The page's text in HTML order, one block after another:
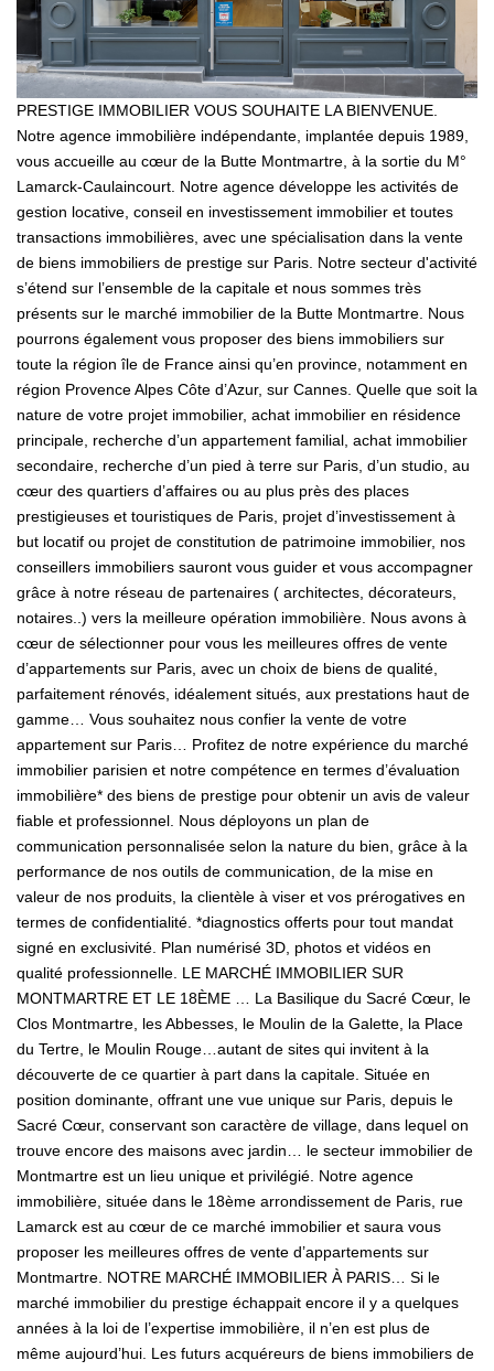
CONTACT US
FR
PRESTIGE IMMOBILIER VOUS SOUHAITE LA BIENVENUE.
Notre agence immobilière indépendante, implantée depuis 1989,
vous accueille au cœur de la Butte Montmartre, à la sortie du M°
Lamarck-Caulaincourt. Notre agence développe les activités de
gestion locative, conseil en investissement immobilier et toutes
transactions immobilières, avec une spécialisation dans la vente
de biens immobiliers de prestige sur Paris. Notre secteur d'activité
s’étend sur l’ensemble de la capitale et nous sommes très
présents sur le marché immobilier de la Butte Montmartre. Nous
pourrons également vous proposer des biens immobiliers sur
toute la région île de France ainsi qu’en province, notamment en
région Provence Alpes Côte d’Azur, sur Cannes. Quelle que soit la
nature de votre projet immobilier, achat immobilier en résidence
principale, recherche d’un appartement familial, achat immobilier
secondaire, recherche d’un pied à terre sur Paris, d’un studio, au
cœur des quartiers d’affaires ou au plus près des places
prestigieuses et touristiques de Paris, projet d’investissement à
but locatif ou projet de constitution de patrimoine immobilier, nos
conseillers immobiliers sauront vous guider et vous accompagner
grâce à notre réseau de partenaires ( architectes, décorateurs,
notaires..) vers la meilleure opération immobilière. Nous avons à
cœur de sélectionner pour vous les meilleures offres de vente
d’appartements sur Paris, avec un choix de biens de qualité,
parfaitement rénovés, idéalement situés, aux prestations haut de
gamme… Vous souhaitez nous confier la vente de votre
appartement sur Paris… Profitez de notre expérience du marché
immobilier parisien et notre compétence en termes d’évaluation
immobilière* des biens de prestige pour obtenir un avis de valeur
fiable et professionnel. Nous déployons un plan de
communication personnalisée selon la nature du bien, grâce à la
performance de nos outils de communication, de la mise en
valeur de nos produits, la clientèle à viser et vos prérogatives en
termes de confidentialité. *diagnostics offerts pour tout mandat
signé en exclusivité. Plan numérisé 3D, photos et vidéos en
qualité professionnelle. LE MARCHÉ IMMOBILIER SUR
MONTMARTRE ET LE 18ÈME … La Basilique du Sacré Cœur, le
Clos Montmartre, les Abbesses, le Moulin de la Galette, la Place
du Tertre, le Moulin Rouge…autant de sites qui invitent à la
découverte de ce quartier à part dans la capitale. Située en
position dominante, offrant une vue unique sur Paris, depuis le
Sacré Cœur, conservant son caractère de village, dans lequel on
trouve encore des maisons avec jardin… le secteur immobilier de
Montmartre est un lieu unique et privilégié. Notre agence
immobilière, située dans le 18ème arrondissement de Paris, rue
Lamarck est au cœur de ce marché immobilier et saura vous
proposer les meilleures offres de vente d’appartements sur
Montmartre. NOTRE MARCHÉ IMMOBILIER À PARIS… Si le
marché immobilier du prestige échappait encore il y a quelques
années à la loi de l’expertise immobilière, il n’en est plus de
même aujourd’hui. Les futurs acquéreurs de biens immobiliers de